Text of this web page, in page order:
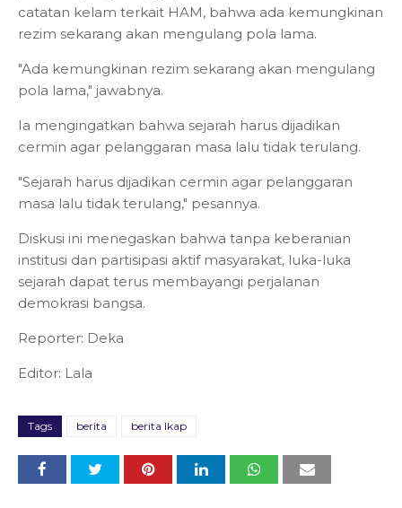
catatan kelam terkait HAM, bahwa ada kemungkinan
rezim sekarang akan mengulang pola lama.
"Ada kemungkinan rezim sekarang akan mengulang
pola lama," jawabnya.
Ia mengingatkan bahwa sejarah harus dijadikan
cermin agar pelanggaran masa lalu tidak terulang.
"Sejarah harus dijadikan cermin agar pelanggaran
masa lalu tidak terulang," pesannya.
Diskusi ini menegaskan bahwa tanpa keberanian
institusi dan partisipasi aktif masyarakat, luka-luka
sejarah dapat terus membayangi perjalanan
demokrasi bangsa.
Reporter: Deka
Editor: Lala
Tags berita berita lkap